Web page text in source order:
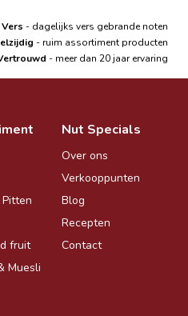
Vers - dagelijks vers gebrande noten
- ruim assortiment producten
- meer dan 20 jaar ervaring
fruit
Muesli
Nut Specials
Over ons
Verkooppunten
Blog
Recepten
Contact